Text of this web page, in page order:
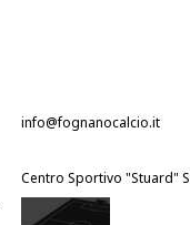
info@fognanocalcio.it
Centro Sportivo "Stuard"